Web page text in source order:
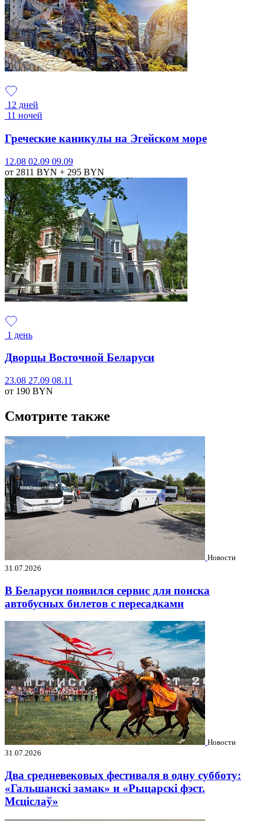
12 дней
11 ночей
Греческие каникулы на Эгейском море
12.08 02.09 09.09
от 2811 BYN + 295 BYN
1 день
Дворцы Восточной Беларуси
23.08 27.09 08.11
от 190 BYN
Смотрите также
Новости
31.07.2026
В Беларуси появился сервис для поиска
автобусных билетов с пересадками
Новости
31.07.2026
Два средневековых фестиваля в одну субботу:
«Гальшанскі замак» и «Рыцарскі фэст.
Мсціслаў»